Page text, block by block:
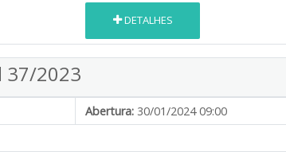
DETALHES
37/2023
Abertura: 30/01/2024 09:00